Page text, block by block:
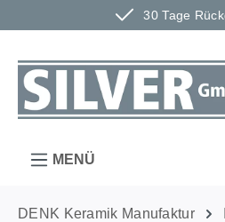
30 Tage
Zum Hauptinhalt springen
MENÜ
DENK Keramik Manufaktur